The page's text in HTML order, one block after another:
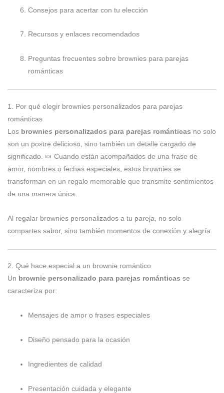
Consejos para acertar con tu elección
Recursos y enlaces recomendados
Preguntas frecuentes sobre brownies para parejas
románticas
1. Por qué elegir brownies personalizados para parejas
románticas
Los brownies personalizados para parejas románticas no solo
son un postre delicioso, sino también un detalle cargado de
significado. 🍬 Cuando están acompañados de una frase de
amor, nombres o fechas especiales, estos brownies se
transforman en un regalo memorable que transmite sentimientos
de una manera única.
Al regalar brownies personalizados a tu pareja, no solo
compartes sabor, sino también momentos de conexión y alegría.
2. Qué hace especial a un brownie romántico
Un brownie personalizado para parejas románticas se
caracteriza por:
Mensajes de amor o frases especiales
Diseño pensado para la ocasión
Ingredientes de calidad
Presentación cuidada y elegante